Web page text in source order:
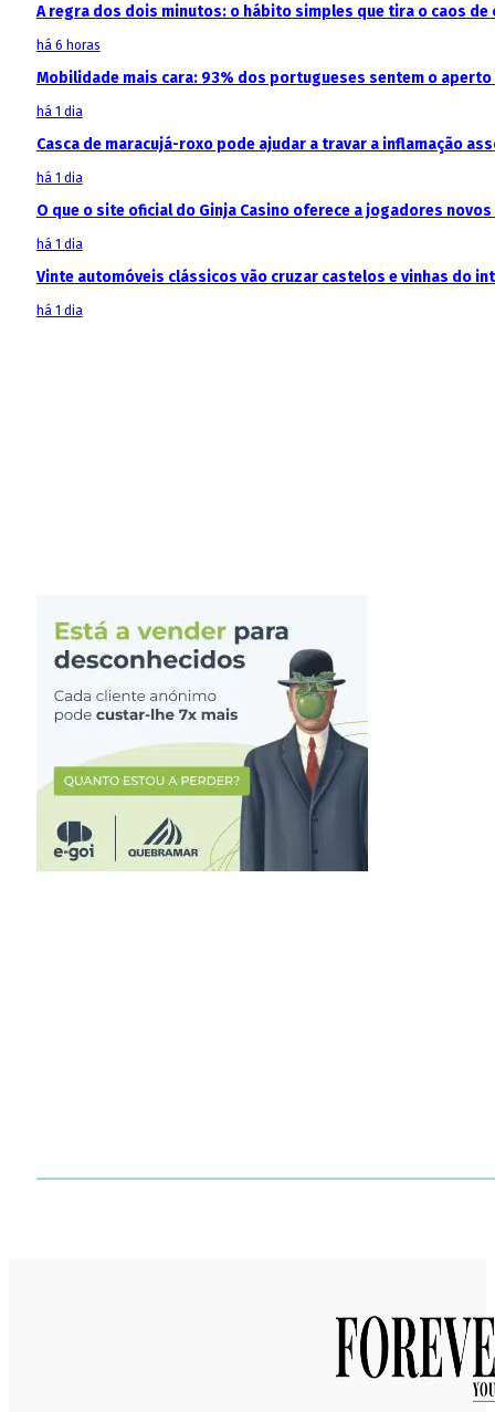
A regra dos dois minutos: o hábito simples que tira o caos de
há 6 horas
Mobilidade mais cara: 93% dos portugueses sentem o
há 1 dia
Casca de maracujá-roxo pode ajudar a travar a inflamação
há 1 dia
O que o site oficial do Ginja Casino oferece a jogadores
há 1 dia
Vinte automóveis clássicos vão cruzar castelos e vinhas do
há 1 dia